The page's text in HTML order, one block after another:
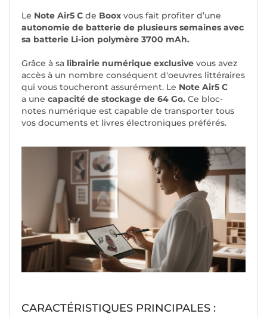
Le Note Air5 C de Boox vous fait profiter d’une
autonomie de batterie de plusieurs semaines avec
sa batterie Li-ion polymère 3700 mAh.
Grâce à sa librairie numérique exclusive vous avez
accès à un nombre conséquent d'oeuvres littéraires
qui vous toucheront assurément. Le Note Air5 C
a une capacité de stockage de 64 Go. Ce bloc-
notes numérique est capable de transporter tous
vos documents et livres électroniques préférés.
CARACTÉRISTIQUES PRINCIPALES :